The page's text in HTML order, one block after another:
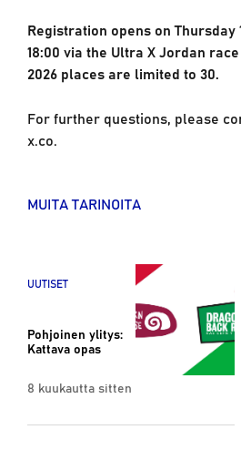
Registration opens on Thursday
18:00 via the Ultra X Jordan
2026 places are limited to 30.
For further questions, please
x.co.
MUITA TARINOITA
UUTISET
Pohjoinen ylitys:
Kattava opas
8 kuukautta sitten